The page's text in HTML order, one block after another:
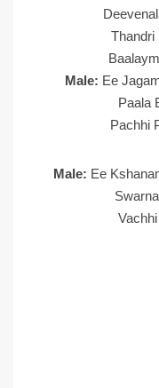
Thandri
Male: Ee
Paala
Pachhi
Male: Ee